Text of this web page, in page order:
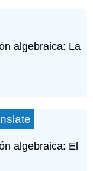
algebraica: La
algebraica: El